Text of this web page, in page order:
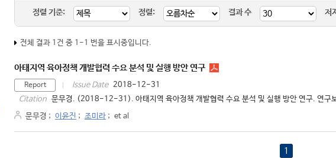
정렬 기준: 정렬: 결과 수 저
전체 결과 1건 중 1-1 번을 표시중입니다.
아태지역 육아정책 개발협력 수요 분석 및 실행 방안 연구
Report Issue Date 2018-12-31
Citation 문무경. (2018-12-31). 아태지역 육아정책 개발협력 수요 분석 및 실행 방안 연구. 연
문무경 ; 이윤진 ; 조미라 ; et al
1